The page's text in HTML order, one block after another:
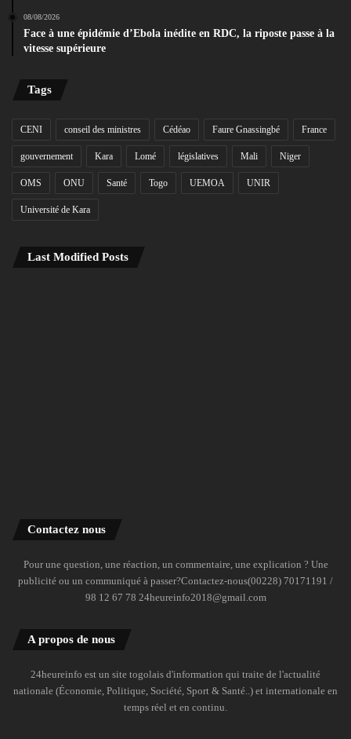
08/08/2026
Face à une épidémie d’Ebola inédite en RDC, la riposte passe à la
vitesse supérieure
Tags
CENI conseil des ministres Cédéao Faure Gnassingbé France
gouvernement Kara Lomé législatives Mali Niger
OMS ONU Santé Togo UEMOA UNIR
Université de Kara
Last Modified Posts
Contactez nous
Pour une question, une réaction, un commentaire, une explication ? Une
publicité ou un communiqué à passer?Contactez-nous(00228) 70171191 /
98 12 67 78 24heureinfo2018@gmail.com
A propos de nous
24heureinfo est un site togolais d'information qui traite de l'actualité
nationale (Économie, Politique, Société, Sport & Santé..) et internationale en
temps réel et en continu.